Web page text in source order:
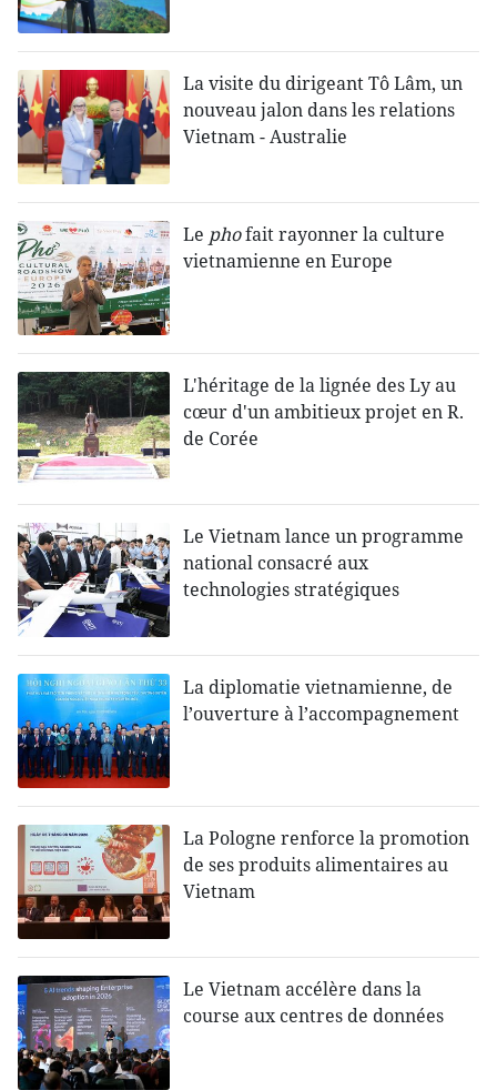
La visite du dirigeant Tô Lâm, un
nouveau jalon dans les relations
Vietnam - Australie
Le phofait rayonner la culture
vietnamienne en Europe
L'héritage de la lignée des Ly au
cœur d'un ambitieux projet en R.
de Corée
Le Vietnam lance un programme
national consacré aux
technologies stratégiques
La diplomatie vietnamienne, de
l’ouverture à l’accompagnement
La Pologne renforce la promotion
de ses produits alimentaires au
Vietnam
Le Vietnam accélère dans la
course aux centres de données